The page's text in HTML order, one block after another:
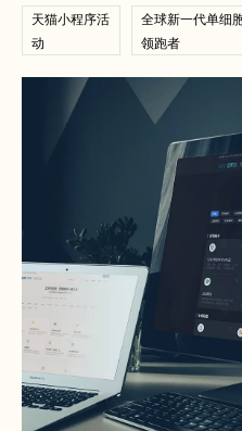
天猫小程序活
动
全球新一代单细
领跑者
查